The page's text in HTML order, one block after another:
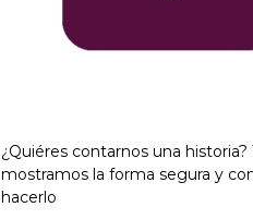
¿Quiéres contarnos una historia?
mostramos la forma segura y
hacerlo